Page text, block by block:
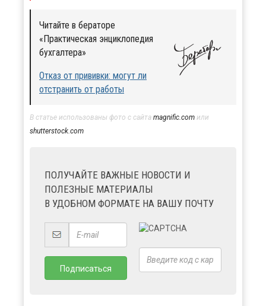
Читайте в бераторе
«Практическая энциклопедия
бухгалтера»
Отказ от прививки: могут ли
отстранить от работы
В статье использованы фото с сайта magnific.com или
shutterstock.com
ПОЛУЧАЙТЕ ВАЖНЫЕ НОВОСТИ И
ПОЛЕЗНЫЕ МАТЕРИАЛЫ
В УДОБНОМ ФОРМАТЕ НА ВАШУ ПОЧТУ